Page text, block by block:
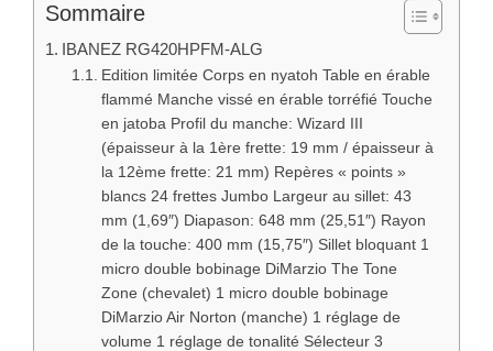
Sommaire
IBANEZ RG420HPFM-ALG
Edition limitée Corps en nyatoh Table en érable
flammé Manche vissé en érable torréfié Touche
en jatoba Profil du manche: Wizard III
(épaisseur à la 1ère frette: 19 mm / épaisseur à
la 12ème frette: 21 mm) Repères « points »
blancs 24 frettes Jumbo Largeur au sillet: 43
mm (1,69″) Diapason: 648 mm (25,51″) Rayon
de la touche: 400 mm (15,75″) Sillet bloquant 1
micro double bobinage DiMarzio The Tone
Zone (chevalet) 1 micro double bobinage
DiMarzio Air Norton (manche) 1 réglage de
volume 1 réglage de tonalité Sélecteur 3